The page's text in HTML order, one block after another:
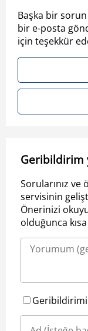
Başka bir
bir e-posta
için teşekkür
Geribildirim
Sorularınız
servisinin
Önerinizi
olduğunca